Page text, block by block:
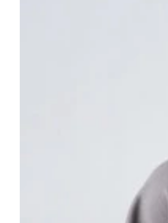
MagSafe対応iPhoneマウント（